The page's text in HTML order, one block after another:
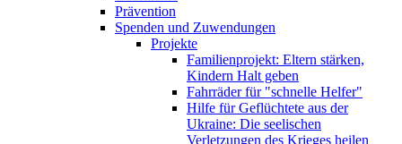
Prävention
Spenden und Zuwendungen
Projekte
Familienprojekt: Eltern stärken,
Kindern Halt geben
Fahrräder für "schnelle Helfer"
Hilfe für Geflüchtete aus der
Ukraine: Die seelischen
Verletzungen des Krieges heilen